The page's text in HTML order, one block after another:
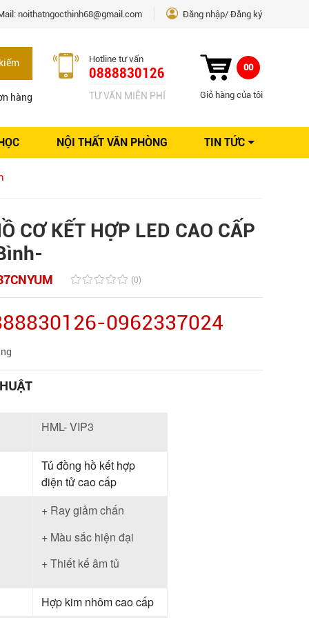
noithatngocthinh68@gmail.com Đăng nhập Đăng ký
hàng
Hotline tư vấn
0888830126
TƯ VẤN MIỄN PHÍ
00
Giỏ hàng của tôi
NỘI THẤT VĂN PHÒNG TIN TỨC
Giải pháp thiết kế
CƠ KẾT HỢP LED CAO CẤP
(0)
0962337024
HML- VIP3
Tủ đồng hồ kết hợp
điện tử cao cấp
+ Ray giảm chấn
+ Màu sắc hiện đại
+ Thiết kế âm tủ
Hợp kim nhôm cao cấp